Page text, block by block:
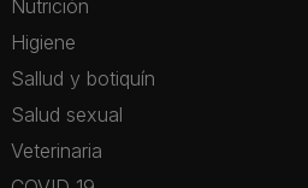
Nutrición
Higiene
Sallud y botiquín
Salud sexual
Veterinaria